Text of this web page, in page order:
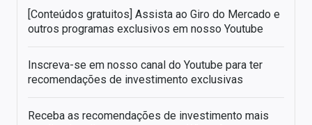
[Conteúdos gratuitos] Assista ao Giro do Mercado e
outros programas exclusivos em nosso Youtube
Inscreva-se em nosso canal do Youtube para ter
recomendações de investimento exclusivas
Receba as recomendações de investimento mais